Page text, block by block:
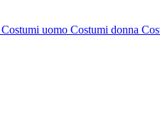
Costumi uomo Costumi donna